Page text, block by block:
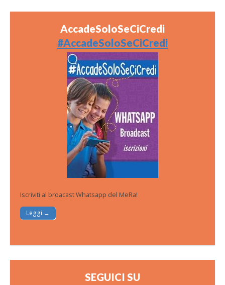
AccadeSoloSeCiCredi
#AccadeSoloSeCiCredi
Iscriviti al broacast Whatsapp del MeRa!
Leggi →
SEGUICI SU